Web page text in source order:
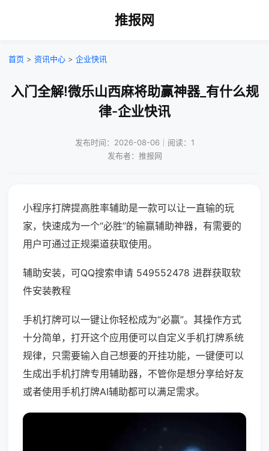
推报网
首页 > 资讯中心 > 企业快讯
入门全解!微乐山西麻将助赢神器_有什么规
律-企业快讯
发布时间：2026-08-06｜阅读：1
发布者：推报网
小程序打牌提高胜率辅助是一款可以让一直输的玩
家，快速成为一个“必胜”的输赢辅助神器，有需要的
用户可通过正规渠道获取使用。
辅助安装，可QQ搜索申请 549552478 进群获取软
件安装教程
手机打牌可以一键让你轻松成为“必赢”。其操作方式
十分简单，打开这个应用便可以自定义手机打牌系统
规律，只需要输入自己想要的开挂功能，一键便可以
生成出手机打牌专用辅助器，不管你是想分享给好友
或者使用手机打牌AI辅助都可以满足需求。